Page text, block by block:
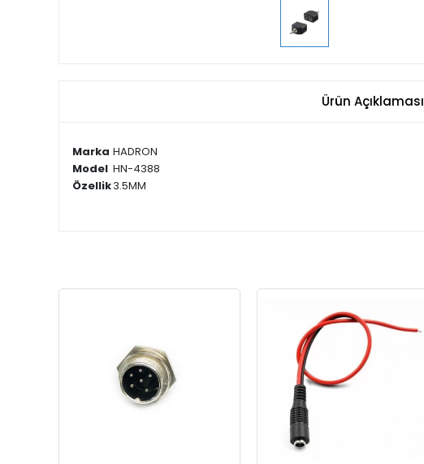
Ürün Açıklaması
Marka HADRON
Model HN-4388
Özellik3.5MM